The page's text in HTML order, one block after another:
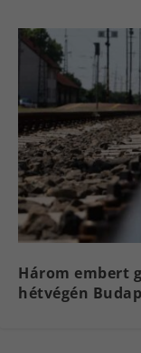
Három embert
hétvégén